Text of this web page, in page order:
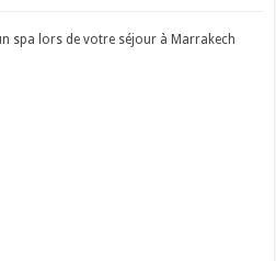
spa lors de votre séjour à Marrakech